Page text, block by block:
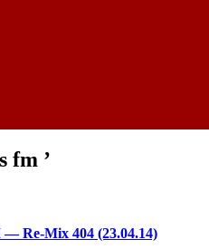
fm ’
— Re-Mix 404 (23.04.14)